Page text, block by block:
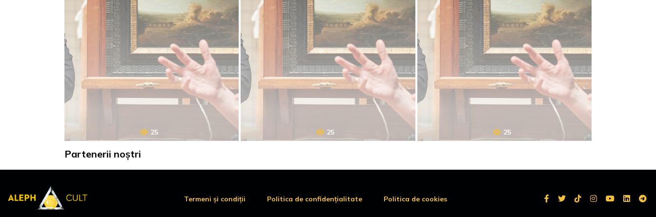
25 25 25
Partenerii noștri
Termeni și condiții Politica de confidențialitate Politica de cookies